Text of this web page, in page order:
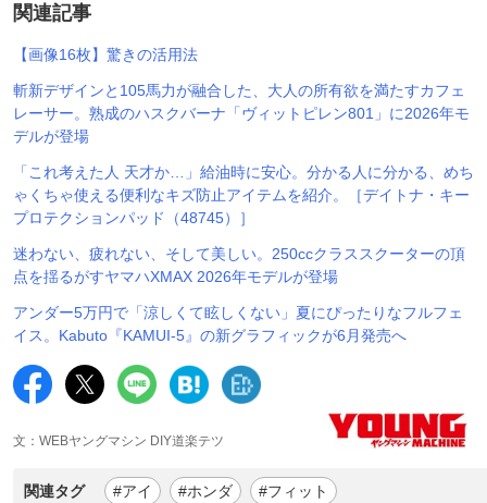
関連記事
【画像16枚】驚きの活用法
斬新デザインと105馬力が融合した、大人の所有欲を満たすカフェ
レーサー。熟成のハスクバーナ「ヴィットピレン801」に2026年モ
デルが登場
「これ考えた人 天才か…」給油時に安心。分かる人に分かる、めち
ゃくちゃ使える便利なキズ防止アイテムを紹介。［デイトナ・キー
プロテクションパッド（48745）］
迷わない、疲れない、そして美しい。250ccクラススクーターの頂
点を揺るがすヤマハXMAX 2026年モデルが登場
アンダー5万円で「涼しくて眩しくない」夏にぴったりなフルフェ
イス。Kabuto『KAMUI-5』の新グラフィックが6月発売へ
文：WEBヤングマシン DIY道楽テツ
関連タグ #アイ #ホンダ #フィット